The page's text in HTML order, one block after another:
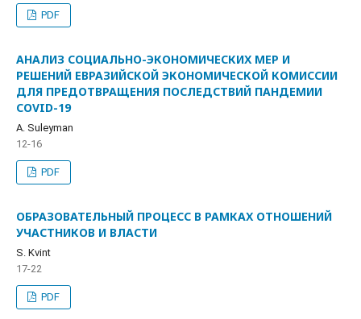
PDF
АНАЛИЗ СОЦИАЛЬНО-ЭКОНОМИЧЕСКИХ МЕР И
РЕШЕНИЙ ЕВРАЗИЙСКОЙ ЭКОНОМИЧЕСКОЙ КОМИССИИ
ДЛЯ ПРЕДОТВРАЩЕНИЯ ПОСЛЕДСТВИЙ ПАНДЕМИИ
COVID-19
A. Suleyman
12-16
PDF
ОБРАЗОВАТЕЛЬНЫЙ ПРОЦЕСС В РАМКАХ ОТНОШЕНИЙ
УЧАСТНИКОВ И ВЛАСТИ
S. Kvint
17-22
PDF